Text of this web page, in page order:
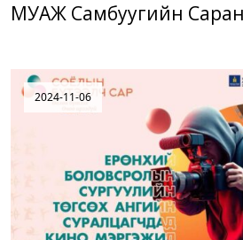
МУАЖ Самбуугийн
2024-11-06